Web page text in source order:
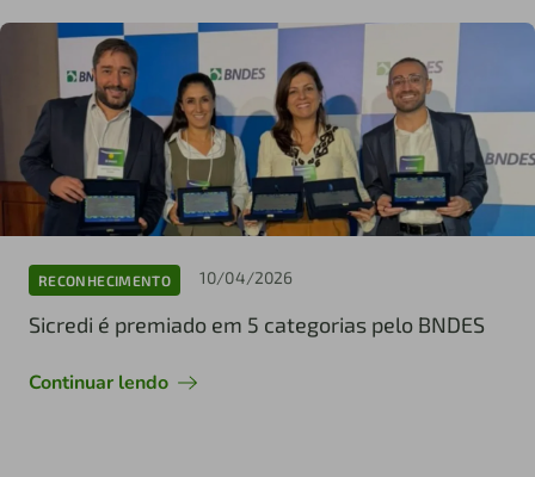
RECONHECIMENTO 10/04/2026
Sicredi é premiado em 5 categorias pelo BNDES
Continuar lendo